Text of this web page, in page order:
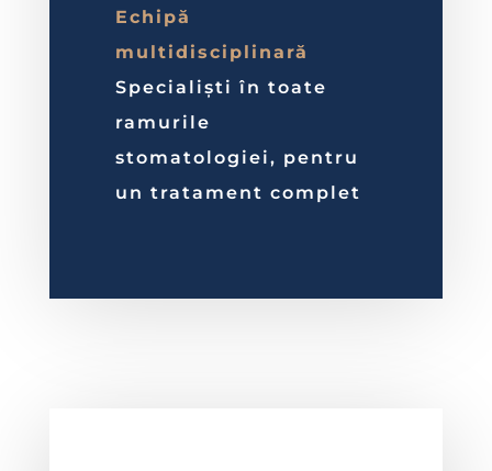
Echipă
multidisciplinară
Specialiști în toate
ramurile
stomatologiei, pentru
un tratament complet